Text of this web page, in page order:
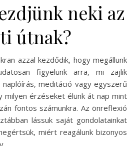
neki az
útnak?
azzal kezdődik, hogy megállunk
figyelünk arra, mi zajlik
meditáció vagy egyszerű
milyen érzéseket élünk át nap mint
fontos számunkra. Az önreflexió
lássuk saját gondolatainkat
miért reagálunk bizonyos